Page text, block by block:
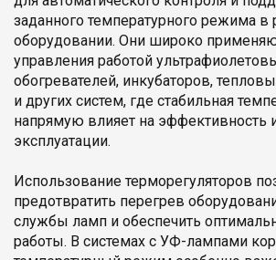
заданного температурного режима в
оборудовании. Они широко
управления работой
обогревателей, инкубаторов,
и других систем, где стабильная
напрямую влияет на эффективность
эксплуатации.
Использование терморегуляторов
предотвратить перегрев
службы ламп и обеспечить
работы. В системах с УФ-лампами